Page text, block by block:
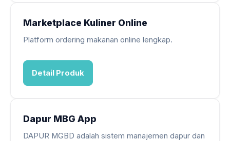
Marketplace Kuliner Online
Platform ordering makanan online lengkap.
Detail Produk
Dapur MBG App
DAPUR MGBD adalah sistem manajemen dapur dan